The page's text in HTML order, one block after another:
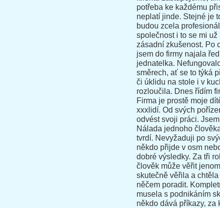
potřeba ke každému
neplatí jinde. Stejné je
budou zcela
společnost i to se mi
zásadní zkušenost. Po
jsem do firmy najala
jednatelka.
směrech, ať se to týká
či úklidu na stole i v
rozloučila. Dnes řídím
Firma je prostě moje
xxxlidí. Od svých
odvést svoji práci.
Nálada jednoho
tvrdí. Nevyžaduji po
někdo přijde v osm
dobré výsledky. Za tři
člověk může věřit
skutečně věřila a
něčem poradit.
musela s podnikáním
někdo dává příkazy,